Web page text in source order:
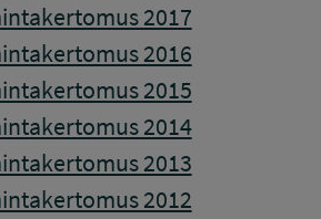
2017
2016
2015
2014
2013
2012